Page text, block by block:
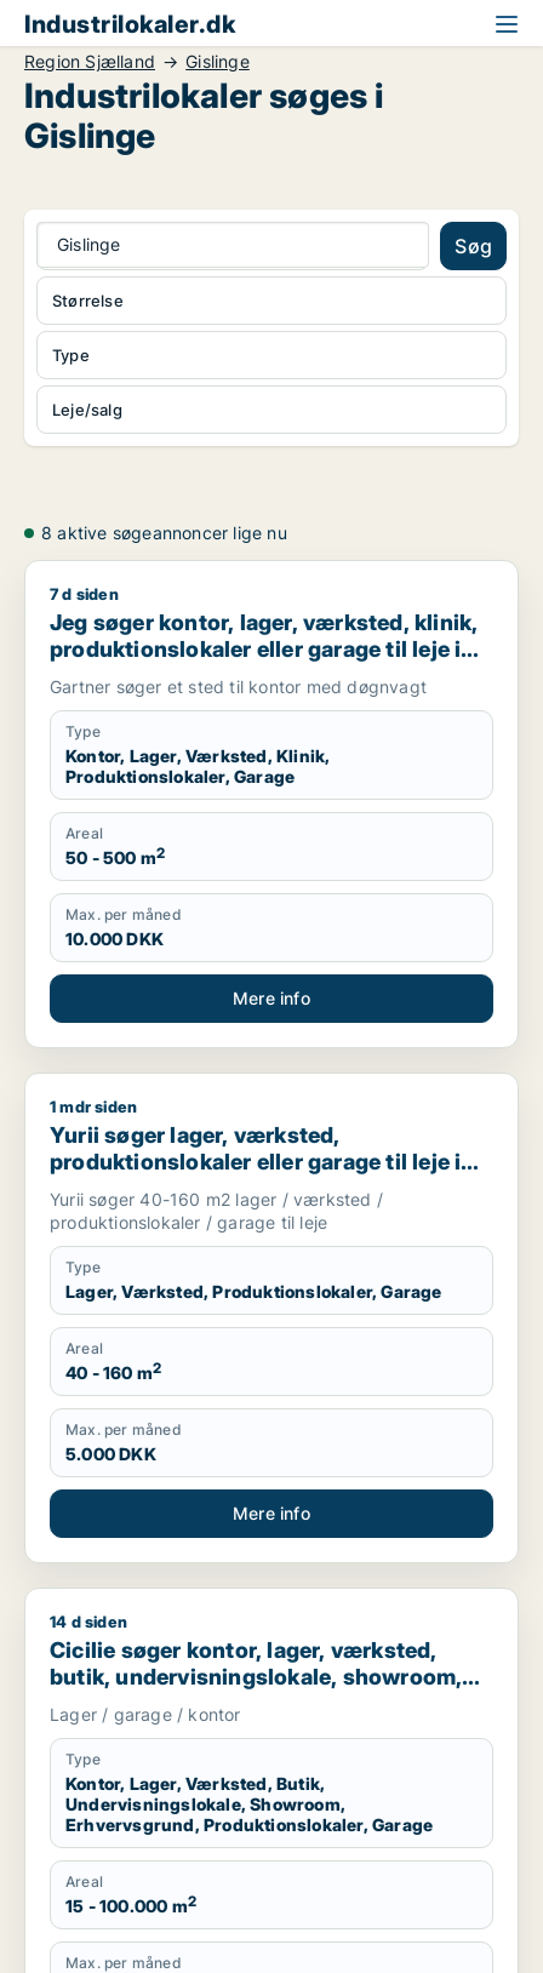
Industrilokaler.dk
Region Sjælland Gislinge
Industrilokaler søges i
Gislinge
Gislinge Søg
Type
Leje/salg
Størrelse
8 aktive søgeannoncer lige nu
Jeg søger kontor, lager, værksted, klinik,
7 d siden
Jeg søger kontor, lager, værksted, klinik,
produktionslokaler eller garage til leje i
Holbæk
Gartner søger et sted til kontor med døgnvagt
Type
Kontor, Lager, Værksted, Klinik,
Produktionslokaler, Garage
Areal
50 - 500 m2
Max. per måned
10.000 DKK
Mere info
Yurii søger lager, værksted, produktionslokaler eller garage
1 mdr siden
Yurii søger lager, værksted,
produktionslokaler eller garage til leje i
Region Sjælland
Yurii søger 40-160 m2 lager / værksted /
produktionslokaler / garage til leje
Type
Lager, Værksted, Produktionslokaler, Garage
Areal
40 - 160 m2
Max. per måned
5.000 DKK
Mere info
Cicilie søger kontor, lager, værksted, butik,
14 d siden
Cicilie søger kontor, lager, værksted,
butik, undervisningslokale, showroom,
erhvervsgrund, produktionslokaler eller
garage til leje i Region Sjælland eller
Nordsjælland
Lager / garage / kontor
Type
Kontor, Lager, Værksted, Butik,
Undervisningslokale, Showroom,
Erhvervsgrund, Produktionslokaler, Garage
Areal
15 - 100.000 m2
Max. per måned